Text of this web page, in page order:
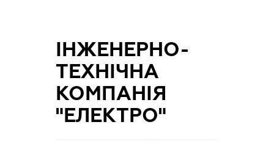
ІНЖЕНЕРНО-
ТЕХНІЧНА
КОМПАНІЯ
"ЕЛЕКТРО"